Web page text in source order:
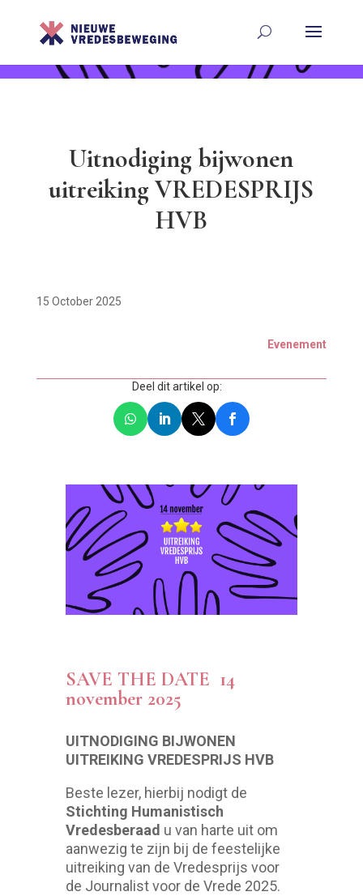
Uitnodiging bijwonen
uitreiking VREDESPRIJS
HVB
15 October 2025
Evenement
Deel dit artikel op:
SAVE THE DATE 14
november 2025
UITNODIGING BIJWONEN
UITREIKING VREDESPRIJS HVB
Beste lezer, hierbij nodigt de
Stichting Humanistisch
Vredesberaad u van harte uit om
aanwezig te zijn bij de feestelijke
uitreiking van de Vredesprijs voor
de Journalist voor de Vrede 2025.